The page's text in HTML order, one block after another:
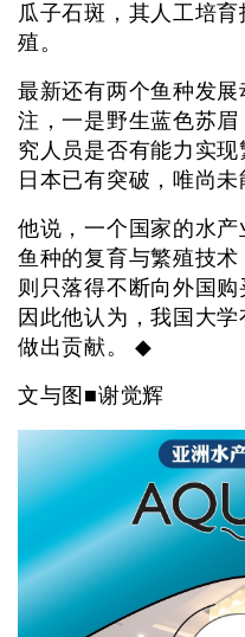
瓜子石斑，其人工培
殖。
最新还有两个鱼种发
注，一是野生蓝色苏
究人员是否有能力实
日本已有突破，唯尚未
他说，一个国家的水
鱼种的复育与繁殖技
则只落得不断向外国购
因此他认为，我国大
做出贡献。 ◆
文与图■谢觉辉